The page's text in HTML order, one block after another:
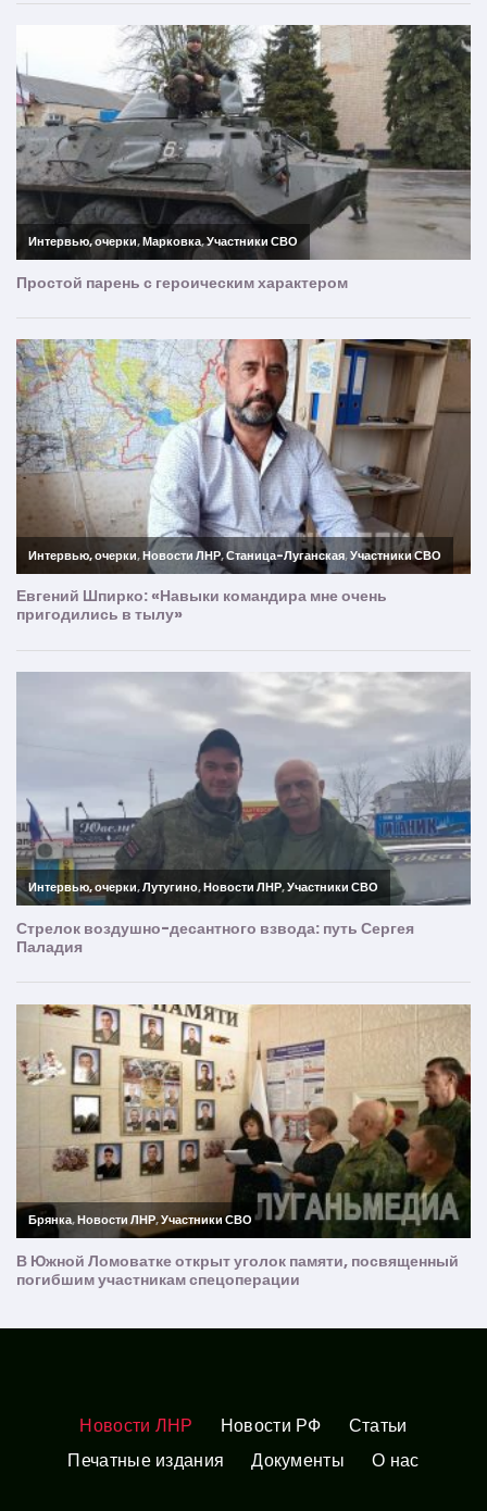
Новости ЛНР Новости РФ
Статьи
Печатные издания
Документы О нас